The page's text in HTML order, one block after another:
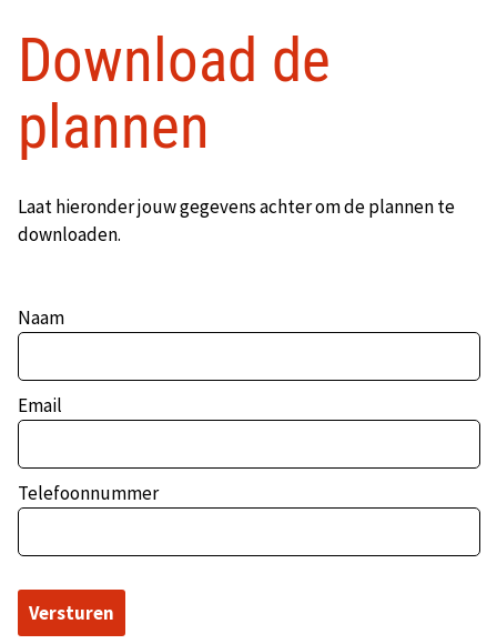
Download de
plannen
Laat hieronder jouw gegevens achter om de plannen te
downloaden.
Naam
Email
Telefoonnummer